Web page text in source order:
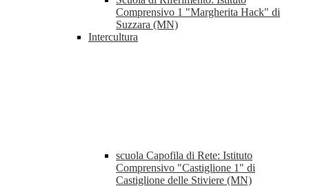
Comprensivo 1 "Margherita Hack" di
Suzzara (MN)
Intercultura
scuola Capofila di Rete: Istituto
Comprensivo "Castiglione 1" di
Castiglione delle Stiviere (MN)